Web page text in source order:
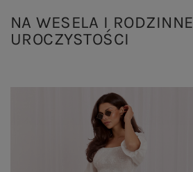
NA WESELA I RODZINNE
UROCZYSTOŚCI